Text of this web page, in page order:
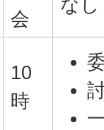
会
なし
10
時